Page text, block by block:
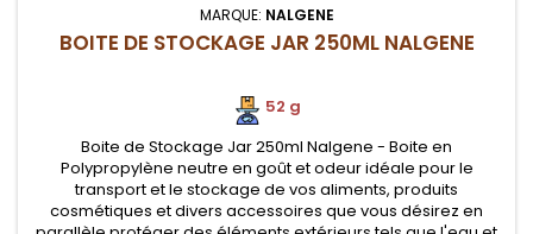
MARQUE: NALGENE
BOITE DE STOCKAGE JAR 250ML NALGENE
52 g
Boite de Stockage Jar 250ml Nalgene - Boite en
Polypropylène neutre en goût et odeur idéale pour le
transport et le stockage de vos aliments, produits
cosmétiques et divers accessoires que vous désirez en